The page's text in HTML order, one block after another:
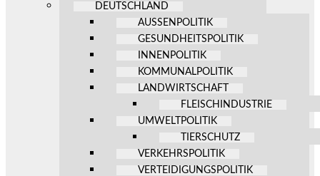
DEUTSCHLAND
AUSSENPOLITIK
GESUNDHEITSPOLITIK
INNENPOLITIK
KOMMUNALPOLITIK
LANDWIRTSCHAFT
FLEISCHINDUSTRIE
UMWELTPOLITIK
TIERSCHUTZ
VERKEHRSPOLITIK
VERTEIDIGUNGSPOLITIK